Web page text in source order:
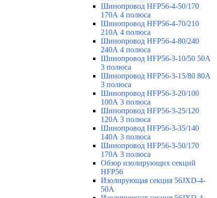
Шинопровод HFP56-4-50/170
170А 4 полюса
Шинопровод HFP56-4-70/210
210А 4 полюса
Шинопровод HFP56-4-80/240
240А 4 полюса
Шинопровод HFP56-3-10/50 50А
3 полюса
Шинопровод HFP56-3-15/80 80А
3 полюса
Шинопровод HFP56-3-20/100
100А 3 полюса
Шинопровод HFP56-3-25/120
120А 3 полюса
Шинопровод HFP56-3-35/140
140А 3 полюса
Шинопровод HFP56-3-50/170
170А 3 полюса
Обзор изолирующих секций
HFP56
Изолирующая секция 56JXD-4-
50A